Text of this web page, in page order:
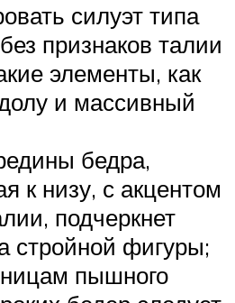
силуэт типа
признаков талии
элементы, как
и массивный
бедра,
к низу, с акцентом
подчеркнет
стройной фигуры;
пышного